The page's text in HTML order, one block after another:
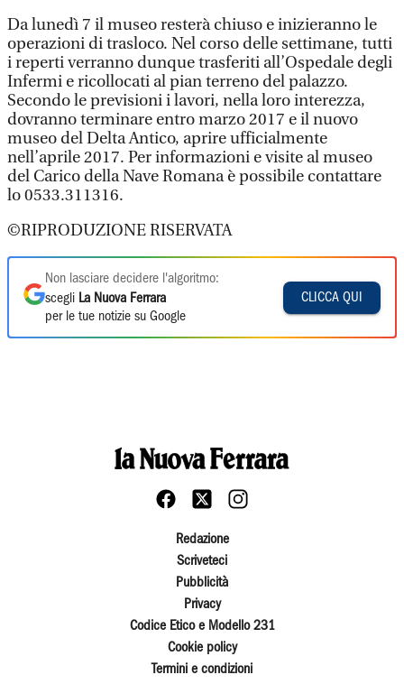
Da lunedì 7 il museo resterà chiuso e inizieranno le
operazioni di trasloco. Nel corso delle settimane, tutti
i reperti verranno dunque trasferiti all’Ospedale degli
Infermi e ricollocati al pian terreno del palazzo.
Secondo le previsioni i lavori, nella loro interezza,
dovranno terminare entro marzo 2017 e il nuovo
museo del Delta Antico, aprire ufficialmente
nell’aprile 2017. Per informazioni e visite al museo
del Carico della Nave Romana è possibile contattare
lo 0533.311316.
©RIPRODUZIONE RISERVATA
Non lasciare decidere l'algoritmo:
scegli La Nuova Ferrara
per le tue notizie su Google
CLICCA QUI
Redazione
Scriveteci
Pubblicità
Privacy
Codice Etico e Modello 231
Cookie policy
Termini e condizioni